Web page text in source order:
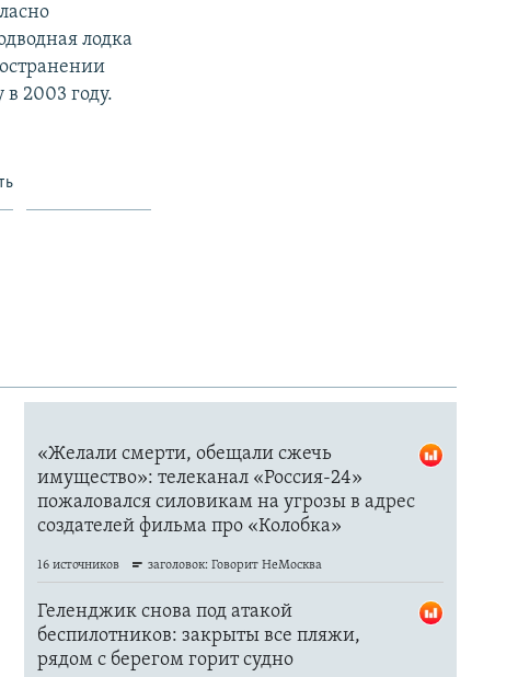
лодка
2003 году.